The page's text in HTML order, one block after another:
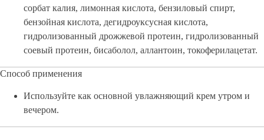
сорбат калия, лимонная кислота, бензиловый спирт,
бензойная кислота, дегидроуксусная кислота,
гидролизованный дрожжевой протеин, гидролизованный
соевый протеин, бисаболол, аллантоин, токоферилацетат.
Способ применения
Используйте как основной увлажняющий крем утром и
вечером.